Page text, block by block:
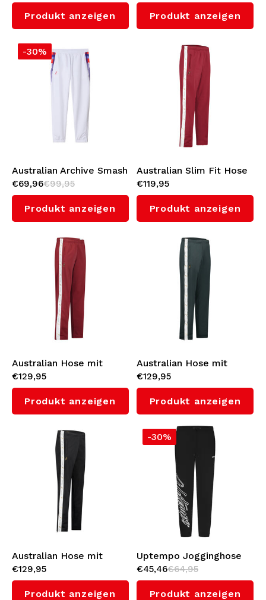
Produkt anzeigen
Overseas)
Produkt anzeigen
-30%
Australian Archive Smash
Hose 'Goran'
(White/Bright Red)
€69,96€99,95
Produkt anzeigen
Australian Slim Fit Hose
mit Weißes
Seitenstreifen 3.0
(Bordeaux/White)
€119,95
Produkt anzeigen
Australian Hose mit
Weißes Seitenstreifen
3.0 (Bordeaux/White)
€129,95
Produkt anzeigen
Australian Hose mit
Weißes Seitenstreifen
3.0 (Woods Green/White)
€129,95
Produkt anzeigen
Australian Hose mit
Weißes Seitenstreifen
3.0 (Black/White)
€129,95
Produkt anzeigen
-30%
Uptempo Jogginghose
'Signature'
€45,46€64,95
Produkt anzeigen